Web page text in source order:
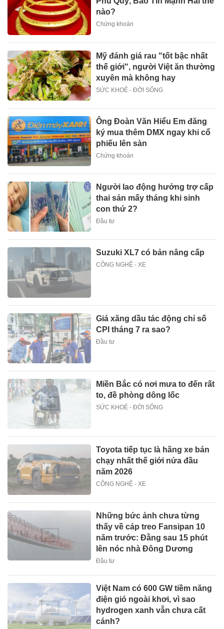
nào?
Chứng khoán
Mỹ đánh giá rau "tốt bậc nhất
thế giới", người Việt ăn thường
xuyên mà không hay
SỨC KHOẺ - ĐỜI SỐNG
Ông Đoàn Văn Hiểu Em đăng
ký mua thêm DMX ngay khi cổ
phiếu lên sàn
Chứng khoán
Người lao động hưởng trợ cấp
thai sản mấy tháng khi sinh
con thứ 2?
Đầu tư
Suzuki XL7 có bản nâng cấp
CÔNG NGHỆ - XE
Giá xăng dầu tác động chỉ số
CPI tháng 7 ra sao?
Đầu tư
Miền Bắc có nơi mưa to đến rất
to, đề phòng dông lốc
SỨC KHOẺ - ĐỜI SỐNG
Toyota tiếp tục là hãng xe bán
chạy nhất thế giới nửa đầu
năm 2026
CÔNG NGHỆ - XE
Những bức ảnh chưa từng
thấy về cáp treo Fansipan 10
năm trước: Đằng sau 15 phút
lên nóc nhà Đông Dương
Đầu tư
Việt Nam có 600 GW tiềm năng
điện gió ngoài khơi, vì sao
hydrogen xanh vẫn chưa cất
cánh?